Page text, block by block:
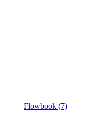
Flowbook (7)